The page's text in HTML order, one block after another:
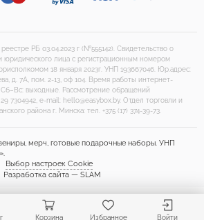
Корзина Избранное Войти
РБ 03.04.2023 г (№555142). Свидетельство о
юридического лица с регистрационным номером
18 января 2023г. УНП 193667046. Юр.адрес:
д. 7А, пом. 2-13, оф 104. Время работы интернет-
Сб–Вс: выходные. Рассмотрение обращений
7304942, e-mail: hello@easybox.by. Отдел торговли и
района г. Минска: тел. +375 (17) 374-39-73.
мерч, готовые подарочные наборы. УНП
Выбор настроек Cookie
Разработка сайта — SLAM